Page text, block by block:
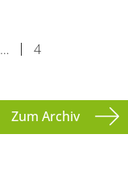
… 4
Zum Archiv